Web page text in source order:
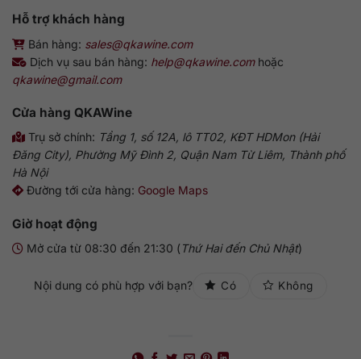
Hỗ trợ khách hàng
Bán hàng: sales@qkawine.com
Dịch vụ sau bán hàng: help@qkawine.comhoặc
qkawine@gmail.com
Cửa hàng QKAWine
Trụ sở chính: Tầng 1, số 12A, lô TT02, KĐT HDMon (Hải
Đăng City), Phường Mỹ Đình 2, Quận Nam Từ Liêm, Thành phố
Hà Nội
Đường tới cửa hàng: Google Maps
Giờ hoạt động
Mở cửa từ 08:30 đến 21:30 ( Thứ Hai đến Chủ Nhật)
Nội dung có phù hợp với bạn? Có Không